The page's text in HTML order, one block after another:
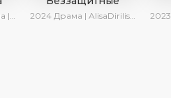
2024 Драма | AlisaDirilis | Сериалы 2024 2023